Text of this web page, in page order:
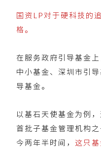
国资LP对于硬科技的
格。
在服务政府引导基金
中小基金、深圳市引
导基金。
以基石天使基金为例
首批子基金管理机构
今两年半时间， 这只